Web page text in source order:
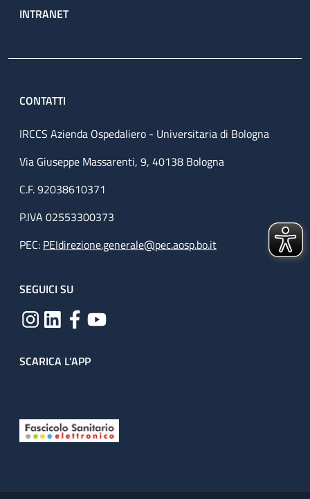
INTRANET
CONTATTI
IRCCS Azienda Ospedaliero - Universitaria di Bologna
Via Giuseppe Massarenti, 9, 40138 Bologna
C.F. 92038610371
P.IVA 02553300373
PEC: PEIdirezione.generale@pec.aosp.bo.it
SEGUICI SU
SCARICA L'APP